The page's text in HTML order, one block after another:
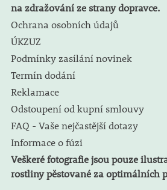
na zdražování ze strany dopravce.
Ochrana osobních údajů
ÚKZUZ
Podmínky zasílání novinek
Termín dodání
Reklamace
Odstoupení od kupní smlouvy
FAQ - Vaše nejčastější dotazy
Informace o fúzi
Veškeré fotografie jsou pouze
rostliny pěstované za optimálních